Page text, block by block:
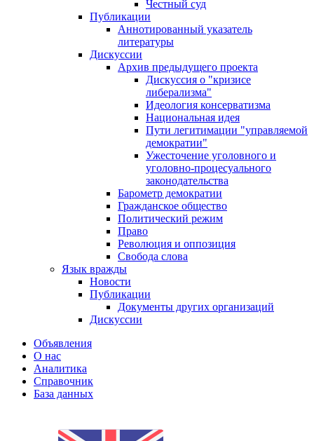
Честный суд
Публикации
Аннотированный указатель
литературы
Дискуссии
Архив предыдущего проекта
Дискуссия о "кризисе
либерализма"
Идеология консерватизма
Национальная идея
Пути легитимации "управляемой
демократии"
Ужесточение уголовного и
уголовно-процесуального
законодательства
Барометр демократии
Гражданское общество
Политический режим
Право
Революция и оппозиция
Свобода слова
Язык вражды
Новости
Публикации
Документы других организаций
Дискуссии
Объявления
О нас
Аналитика
Справочник
База данных